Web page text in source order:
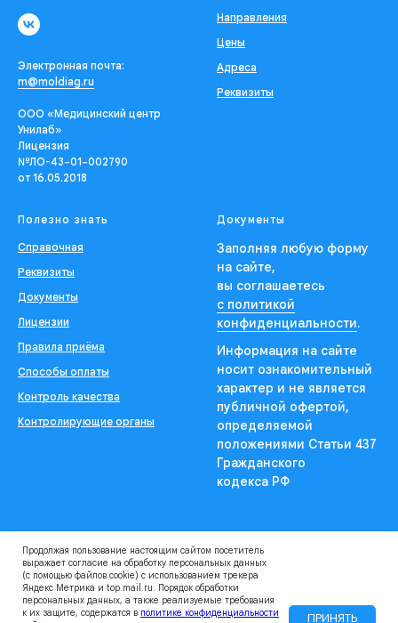
Электронная почта:
m@moldiag.ru
ООО «Медицинский центр
Унилаб»
Лицензия
№ЛО-43−01−002790
от 16.05.2018
Направления
Цены
Адреса
Реквизиты
Полезно знать
Справочная
Реквизиты
Документы
Лицензии
Правила приёма
Способы оплаты
Контроль качества
Контролирующие органы
Документы
Заполняя любую форму
на сайте,
вы соглашаетесь
с политикой
конфиденциальности.
Информация на сайте
носит ознакомительный
характер и не является
публичной офертой,
определяемой
положениями Статьи 437
Гражданского
кодекса РФ
Александр Шустов
Продолжая пользование настоящим сайтом посетитель
выражает согласие на обработку персональных данных
(с помощью файлов cookie) с использованием трекера
Яндекс Метрика и top.mail.ru. Порядок обработки
персональных данных, а также реализуемые требования
к их защите, содержатся в политике конфиденциальности
ПРИНЯТЬ